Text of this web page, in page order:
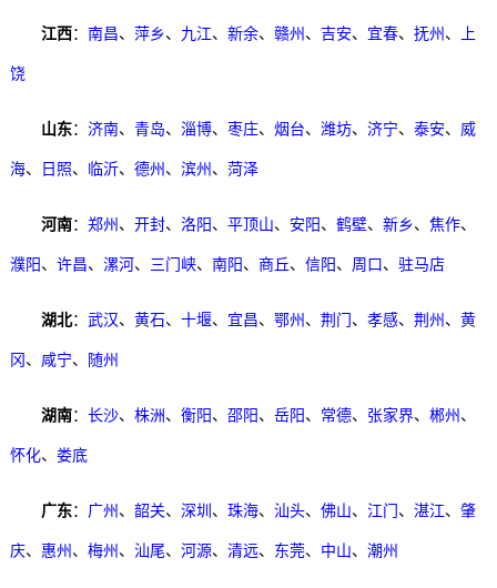
江西： 南昌、 萍乡、 九江、 新余、 赣州 、 吉安、 宜春、 抚州 、 上
饶
山东： 济南、 青岛、 淄博、 枣庄、 烟台、 潍坊、 济宁、 泰安、 威
海、 日照、 临沂、 德州 、 滨州 、 菏泽
河南： 郑州 、 开封、 洛阳 、 平顶山、 安阳 、 鹤壁、 新乡、 焦作、
濮阳 、 许昌、 漯河、 三门峡、 南阳 、 商丘、 信阳 、 周口、 驻马店
湖北： 武汉、 黄石、 十堰、 宜昌、 鄂州 、 荆门 、 孝感、 荆州 、 黄
冈 、 咸宁、 随州
湖南： 长沙、 株洲、 衡阳 、 邵阳 、 岳阳 、 常德、 张家界、 郴州 、
怀化、 娄底
广东： 广州 、 韶关、 深圳 、 珠海、 汕头、 佛山、 江门 、 湛江、 肇
庆、 惠州 、 梅州 、 汕尾、 河源、 清远、 东莞、 中山、 潮州